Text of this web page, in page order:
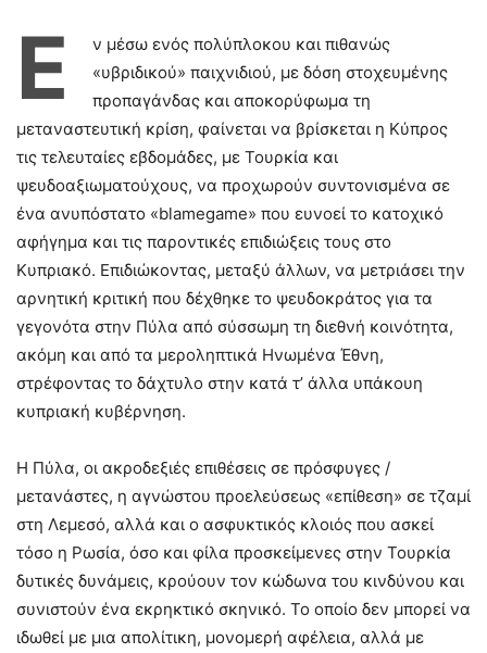
Ε
ν μέσω ενός πολύπλοκου και πιθανώς
«υβριδικού» παιχνιδιού, με δόση στοχευμένης
προπαγάνδας και αποκορύφωμα τη
μεταναστευτική κρίση, φαίνεται να βρίσκεται η Κύπρος
τις τελευταίες εβδομάδες, με Τουρκία και
ψευδοαξιωματούχους, να προχωρούν συντονισμένα σε
ένα ανυπόστατο «blamegame» που ευνοεί το κατοχικό
αφήγημα και τις παροντικές επιδιώξεις τους στο
Κυπριακό. Επιδιώκοντας, μεταξύ άλλων, να μετριάσει την
αρνητική κριτική που δέχθηκε το ψευδοκράτος για τα
γεγονότα στην Πύλα από σύσσωμη τη διεθνή κοινότητα,
ακόμη και από τα μεροληπτικά Ηνωμένα Έθνη,
στρέφοντας το δάχτυλο στην κατά τ’ άλλα υπάκουη
κυπριακή κυβέρνηση.
Η Πύλα, οι ακροδεξιές επιθέσεις σε πρόσφυγες /
μετανάστες, η αγνώστου προελεύσεως «επίθεση» σε τζαμί
στη Λεμεσό, αλλά και ο ασφυκτικός κλοιός που ασκεί
τόσο η Ρωσία, όσο και φίλα προσκείμενες στην Τουρκία
δυτικές δυνάμεις, κρούουν τον κώδωνα του κινδύνου και
συνιστούν ένα εκρηκτικό σκηνικό. Το οποίο δεν μπορεί να
ιδωθεί με μια απολίτικη, μονομερή αφέλεια, αλλά με